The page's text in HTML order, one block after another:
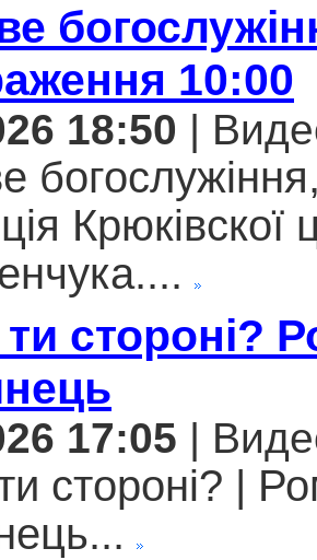
10:00
18:50 |
ти стороні?
17:05 |
стороні? |